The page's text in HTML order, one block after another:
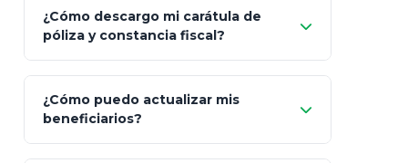
¿Cómo descargo mi carátula de
póliza y constancia fiscal?
"Mis Pólizas" > "Documentos"
¿Cómo puedo actualizar mis
beneficiarios?